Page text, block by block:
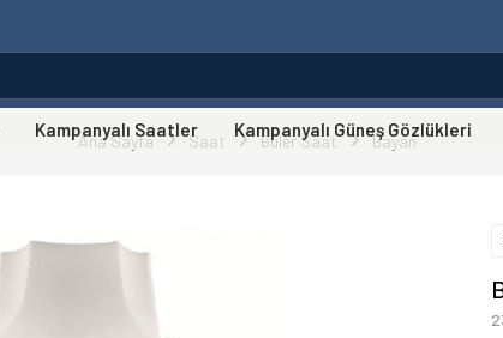
Kampanyalı Saatler Kampanyalı Güneş Gözlükleri
Ana Sayfa Saat Buler Saat Bayan